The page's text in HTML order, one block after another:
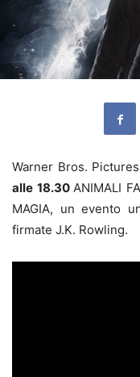
Warner Bros.
alle 18.30ANIMALI
MAGIA, un evento
firmate J.K. Rowling.